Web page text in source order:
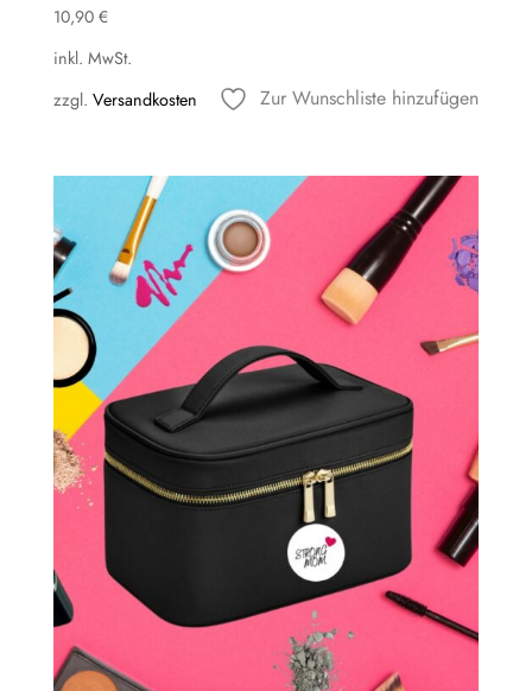
10,90 €
inkl. MwSt.
zzgl. Versandkosten Zur Wunschliste hinzufügen